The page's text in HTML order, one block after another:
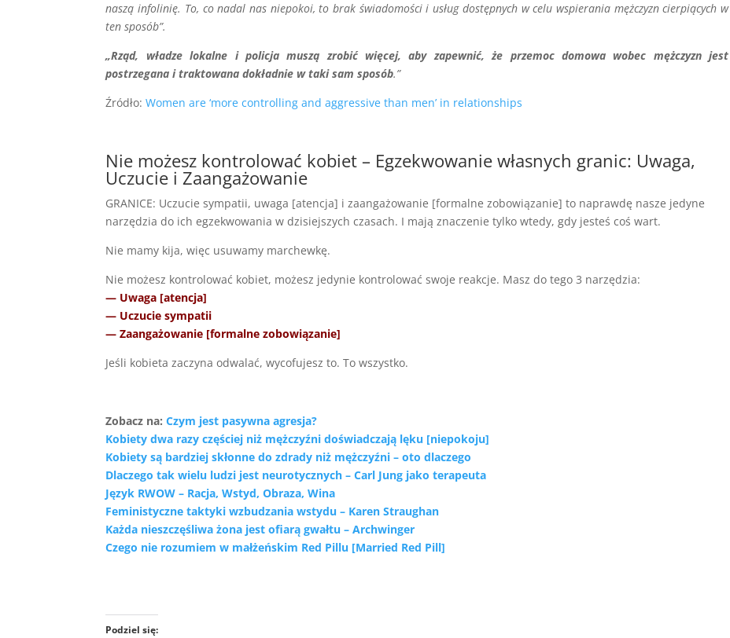
naszą infolinię. To, co nadal nas niepokoi, to brak świadomości i usług dostępnych w celu wspierania mężczyzn cierpiących w
ten sposób”.
„Rząd, władze lokalne i policja muszą zrobić więcej, aby zapewnić, że przemoc domowa wobec mężczyzn jest
postrzegana i traktowana dokładnie w taki sam sposób.”
Źródło:Women are ‘more controlling and aggressive than men’ in relationships
Nie możesz kontrolować kobiet – Egzekwowanie własnych granic: Uwaga,
Uczucie i Zaangażowanie
GRANICE: Uczucie sympatii, uwaga [atencja] i zaangażowanie [formalne zobowiązanie] to naprawdę nasze jedyne
narzędzia do ich egzekwowania w dzisiejszych czasach. I mają znaczenie tylko wtedy, gdy jesteś coś wart.
Nie mamy kija, więc usuwamy marchewkę.
Nie możesz kontrolować kobiet, możesz jedynie kontrolować swoje reakcje. Masz do tego 3 narzędzia:
— Uwaga [atencja]
— Uczucie sympatii
— Zaangażowanie [formalne zobowiązanie]
Jeśli kobieta zaczyna odwalać, wycofujesz to. To wszystko.
Zobacz na:Czym jest pasywna agresja?
Kobiety dwa razy częściej niż mężczyźni doświadczają lęku [niepokoju]
Kobiety są bardziej skłonne do zdrady niż mężczyźni – oto dlaczego
Dlaczego tak wielu ludzi jest neurotycznych – Carl Jung jako terapeuta
Język RWOW – Racja, Wstyd, Obraza, Wina
Feministyczne taktyki wzbudzania wstydu – Karen Straughan
Każda nieszczęśliwa żona jest ofiarą gwałtu – Archwinger
Czego nie rozumiem w małżeńskim Red Pillu [Married Red Pill]
Podziel się: